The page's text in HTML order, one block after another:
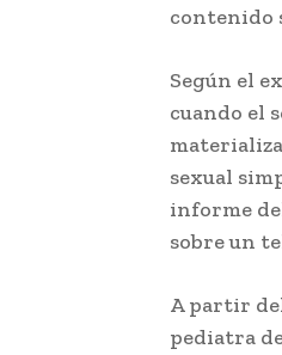
contenido
Según el
cuando el
sexual
informe
sobre un
A partir
pediatra